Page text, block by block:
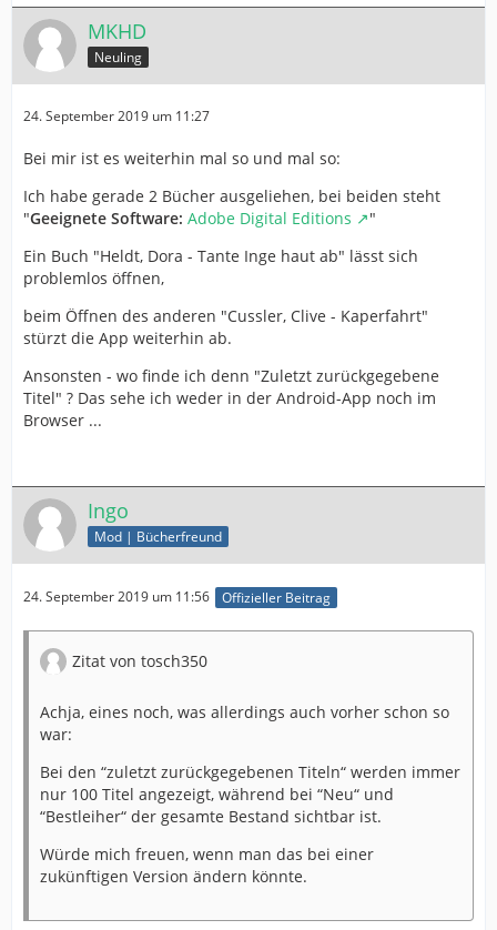
MKHD
Neuling
24. September 2019 um 11:27
Bei mir ist es weiterhin mal so und mal so:
Ich habe gerade 2 Bücher ausgeliehen, bei beiden steht
"Geeignete Software: Adobe Digital Editions
"
Ein Buch "Heldt, Dora - Tante Inge haut ab" lässt sich
problemlos öffnen,
beim Öffnen des anderen "Cussler, Clive - Kaperfahrt"
stürzt die App weiterhin ab.
Ansonsten - wo finde ich denn "Zuletzt zurückgegebene
Titel" ? Das sehe ich weder in der Android-App noch im
Browser ...
Ingo
Mod | Bücherfreund
24. September 2019 um 11:56 Offizieller Beitrag
Zitat von tosch350
Achja, eines noch, was allerdings auch vorher schon so
war:
Bei den “zuletzt zurückgegebenen Titeln“ werden immer
nur 100 Titel angezeigt, während bei “Neu“ und
“Bestleiher“ der gesamte Bestand sichtbar ist.
Würde mich freuen, wenn man das bei einer
zukünftigen Version ändern könnte.